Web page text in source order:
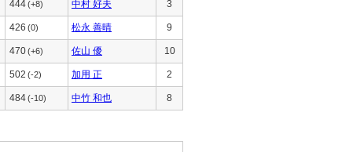
444(+8) 中村 好夫 3
426 (0) 松永 善晴 9
470(+6) 佐山 優 10
502 (-2) 加用 正 2
484(-10) 中竹 和也 8